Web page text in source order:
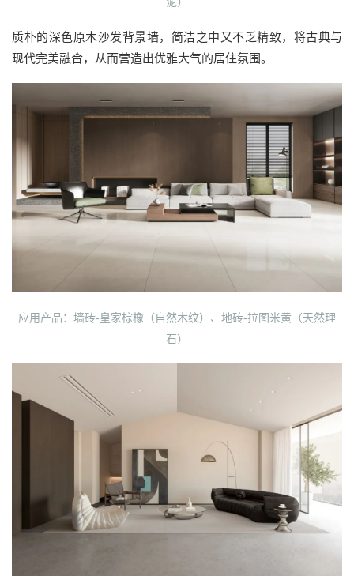
质朴的深色原木沙发背景墙，简洁之中又不乏精致，将古典与
现代完美融合，从而营造出优雅大气的居住氛围。
应用产品：墙砖-皇家棕橡（自然木纹）、地砖-拉图米黄（天然理
石）